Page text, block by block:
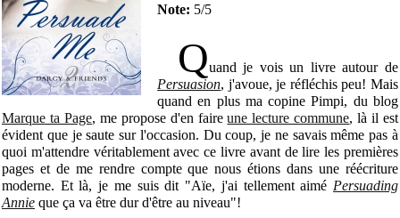
Note: 5/5
Quand je vois un livre autour de
Persuasion, j'avoue, je réfléchis peu! Mais
quand en plus ma copine Pimpi, du blog
Marque ta Page, me propose d'en faireune lecture commune, là il est
évident que je saute sur l'occasion. Du coup, je ne savais même pas à
quoi m'attendre véritablement avec ce livre avant de lire les premières
pages et de me rendre compte que nous étions dans une réécriture
moderne. Et là, je me suis dit "Aïe, j'ai tellement aimé Persuading
Annie que ça va être dur d'être au niveau"!